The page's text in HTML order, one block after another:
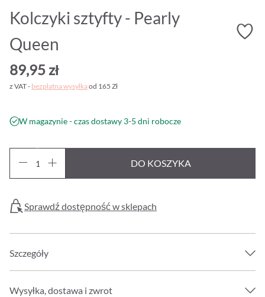
Kolczyki sztyfty - Pearly
Queen
89,95 zł
z VAT - bezpłatna wysyłkaod 165 Zł
W magazynie - czas dostawy 3-5 dni robocze
DO KOSZYKA
Sprawdź dostępność w sklepach
Szczegóły
Wysyłka, dostawa i zwrot